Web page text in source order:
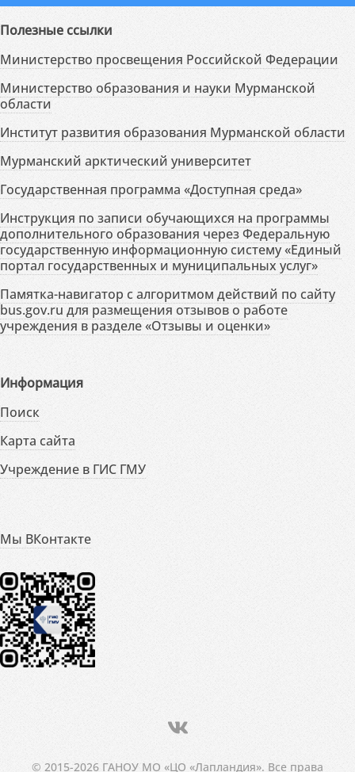
Полезные ссылки
Министерство просвещения Российской Федерации
Министерство образования и науки Мурманской
области
Институт развития образования Мурманской области
Мурманский арктический университет
Государственная программа «Доступная среда»
Инструкция по записи обучающихся на программы
дополнительного образования через Федеральную
государственную информационную систему «Единый
портал государственных и муниципальных услуг»
Памятка-навигатор с алгоритмом действий по сайту
bus.gov.ru для размещения отзывов о работе
учреждения в разделе «Отзывы и оценки»
Информация
Поиск
Карта сайта
Учреждение в ГИС ГМУ
Мы ВКонтакте
© 2015-2026 ГАНОУ МО «ЦО «Лапландия». Все права